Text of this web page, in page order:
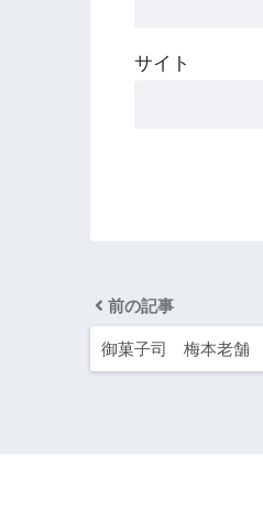
サイト
前の記事
御菓子司 梅本老舗